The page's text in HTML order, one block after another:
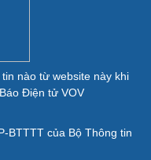
nào từ website này khi
Điện tử VOV
BTTTT của Bộ Thông tin